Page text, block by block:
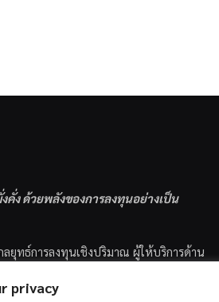
privacy
คั่ง ด้วยพลังของการลงทุนอย่างเป็น
ลยุทธ์การลงทุนเชิงปริมาณ ผู้ให้บริการด้าน
หมายที่จะช่วยเหลือให้นักลงทุนไทย